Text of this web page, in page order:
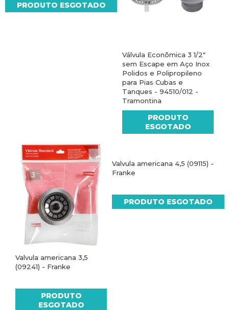
PRODUTO ESGOTADO
Válvula Econômica 3 1/2"
sem Escape em Aço Inox
Polidos e Polipropileno
para Pias Cubas e
Tanques - 94510/012 -
Tramontina
PRODUTO
ESGOTADO
Valvula americana 3,5
(09241) - Franke
PRODUTO
ESGOTADO
Valvula americana 4,5 (09115) -
Franke
PRODUTO ESGOTADO